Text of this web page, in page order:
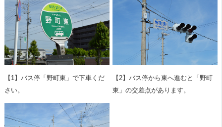
【1】バス停「野町東」で下車くだ
さい。
【2】バス停から東へ進むと「野町
東」の交差点があります。